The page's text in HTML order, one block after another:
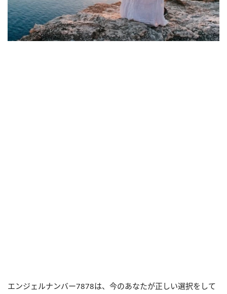
エンジェルナンバー7878は、今のあなたが正しい選択をして